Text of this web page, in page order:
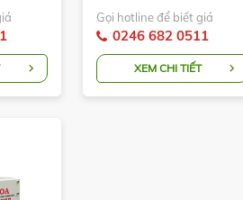
ST.XXXX-DR-I
Gọi hotline để biết giá
0246 682 0511
XEM CHI TIẾT